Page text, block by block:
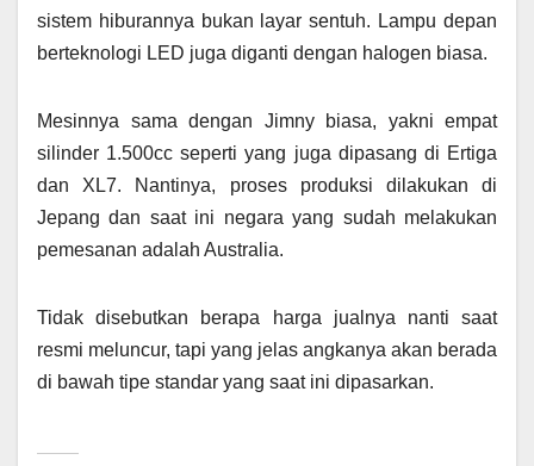
sistem hiburannya bukan layar sentuh. Lampu depan
berteknologi LED juga diganti dengan halogen biasa.
Mesinnya sama dengan Jimny biasa, yakni empat
silinder 1.500cc seperti yang juga dipasang di Ertiga
dan XL7. Nantinya, proses produksi dilakukan di
Jepang dan saat ini negara yang sudah melakukan
pemesanan adalah Australia.
Tidak disebutkan berapa harga jualnya nanti saat
resmi meluncur, tapi yang jelas angkanya akan berada
di bawah tipe standar yang saat ini dipasarkan.